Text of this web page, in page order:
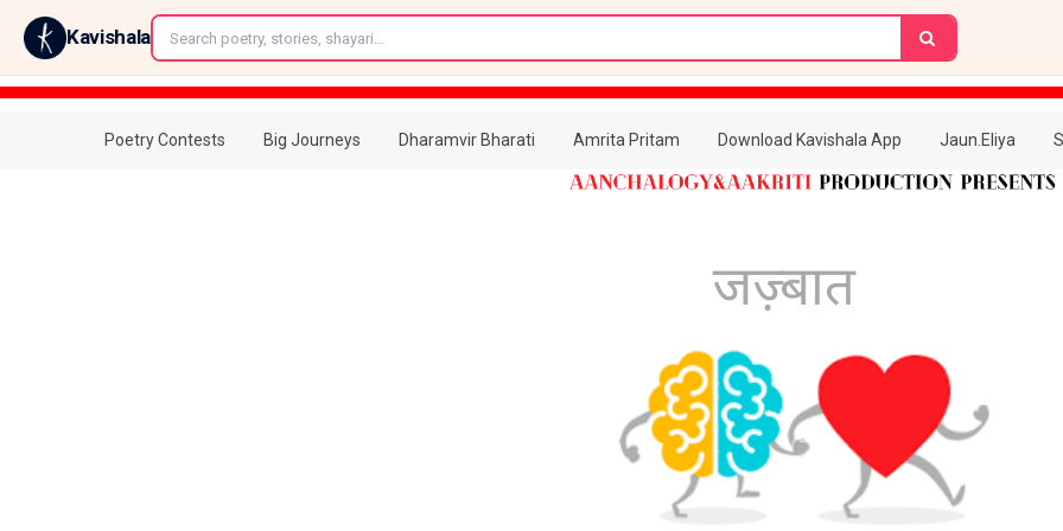
Kavishala
Poetry Contests Big Journeys Dharamvir Bharati Amrita Pritam Download Kavishala App Jaun.Eliya